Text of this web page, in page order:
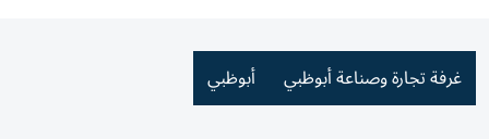
غرفة تجارة وصناعة أبوظبي أبوظبي